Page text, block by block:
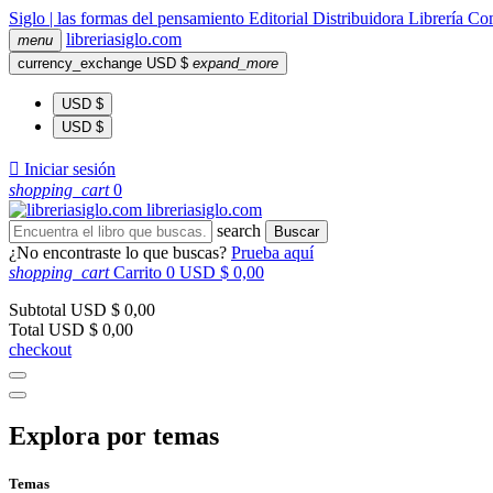
Siglo | las formas del pensamiento Editorial Distribuidora Librería
menu libreriasiglo.com
currency_exchange USD $ expand_more
USD $
USD $
 Iniciar sesión
shopping_cart 0
libreriasiglo.com
search
Buscar
¿No encontraste lo que buscas? Prueba aquí
shopping_cart Carrito 0 USD $ 0,00
Subtotal USD $ 0,00
Total USD $ 0,00
checkout
Explora por temas
Temas